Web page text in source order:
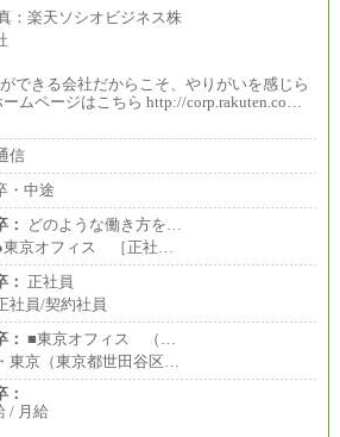
できる会社だからこそ、やりがいを感じら
ムページはこちら http://corp.rakuten.co…
信
・中途
：
どのような働き方を…
東京オフィス ［正社…
： 正社員
社員/契約社員
： ■東京オフィス （…
・東京（東京都世田谷区…
：
/ 月給